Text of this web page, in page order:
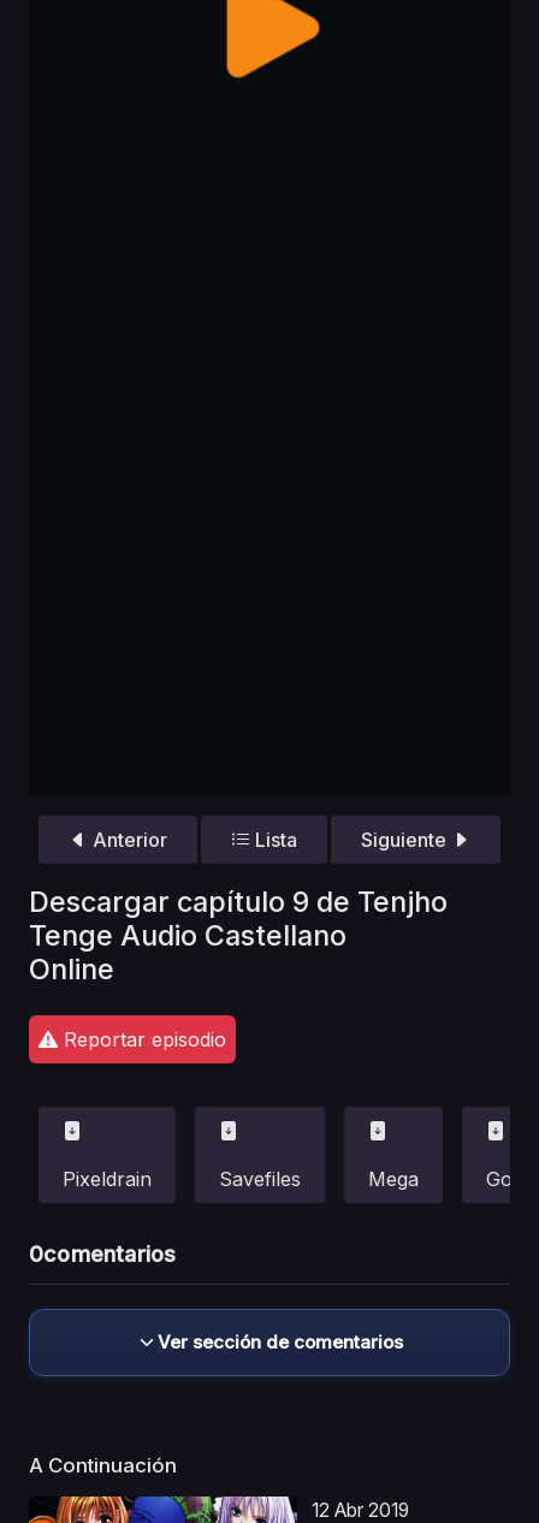
Anterior Lista Siguiente
Descargar capítulo 9 de Tenjho
Tenge Audio Castellano
Online
Reportar episodio
Pixeldrain Savefiles Mega Gofile
0comentarios
Ver sección de comentarios
A Continuación
12 Abr 2019